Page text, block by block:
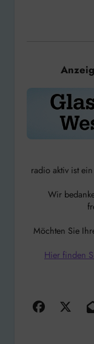
radio aktiv ist
Wir
Möchten Sie
Hier finden